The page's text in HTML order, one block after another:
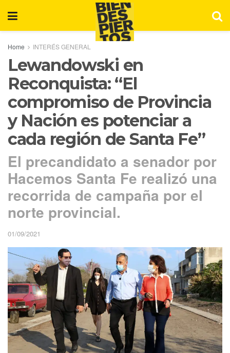
Home INTERÉS GENERAL
Lewandowski en
Reconquista: “El
compromiso de Provincia
y Nación es potenciar a
cada región de Santa Fe”
El precandidato a senador por
Hacemos Santa Fe realizó una
recorrida de campaña por el
norte provincial.
01/09/2021